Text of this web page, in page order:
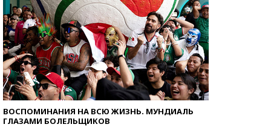
ВОСПОМИНАНИЯ НА ВСЮ ЖИЗНЬ. МУНДИАЛЬ
ГЛАЗАМИ БОЛЕЛЬЩИКОВ